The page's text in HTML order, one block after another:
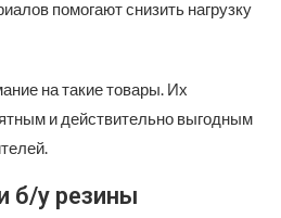
помогают снизить нагрузку
на такие товары. Их
и действительно выгодным
б/у резины